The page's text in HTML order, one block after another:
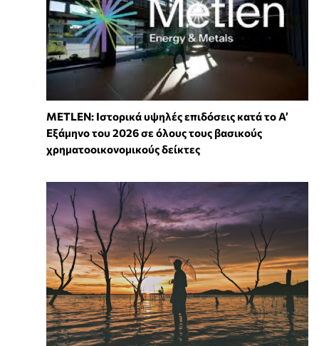
METLEN: Ιστορικά υψηλές επιδόσεις κατά το Α’
Εξάμηνο του 2026 σε όλους τους βασικούς
χρηματοοικονομικούς δείκτες